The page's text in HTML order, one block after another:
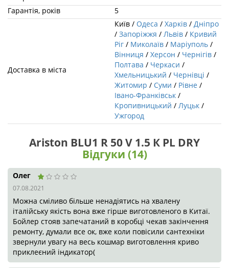
Чернівці/Житомир/Суми/
Рівне
Кропивницький/Луцьк/
Ужгород
Ariston BLU1 R 50 V 1.5 К PL DRY
Відгуки (14)
Можна сміливо більше ненадіятись на хвалену італійську
запечатаний в коробці чекав закінчення ремонту, думали
все ок, вже коли повісили сантехніки звернули увагу на весь
кошмар виготовлення криво приклеєний індикатор(
звичайний механічний регулятор. Мінімум електронних
прибомбасів.
Якщо все правильно встановити і підключити, то
прослужить 2 а то і 3 гарантійних терміни
Ольга Ветрова